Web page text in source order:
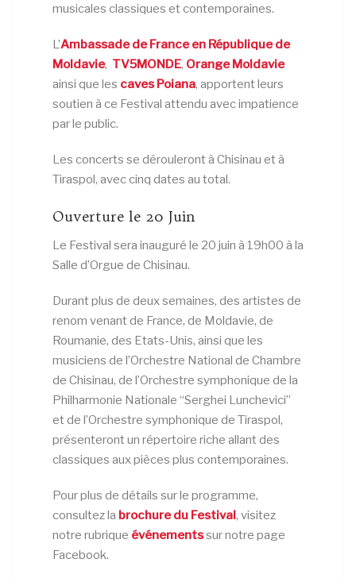
musicales classiques et contemporaines.
L’Ambassade de France en République de
Moldavie, TV5MONDE, Orange Moldavie
ainsi que les caves Poiana, apportent leurs
soutien à ce Festival attendu avec impatience
par le public.
Les concerts se dérouleront à Chisinau et à
Tiraspol, avec cinq dates au total.
Ouverture le 20 Juin
Le Festival sera inauguré le 20 juin à 19h00 à la
Salle d’Orgue de Chisinau.
Durant plus de deux semaines, des artistes de
renom venant de France, de Moldavie, de
Roumanie, des Etats-Unis, ainsi que les
musiciens de l’Orchestre National de Chambre
de Chisinau, de l’Orchestre symphonique de la
Philharmonie Nationale “Serghei Lunchevici”
et de l’Orchestre symphonique de Tiraspol,
présenteront un répertoire riche allant des
classiques aux pièces plus contemporaines.
Pour plus de détails sur le programme,
consultez la brochure du Festival, visitez
notre rubrique événementssur notre page
Facebook.